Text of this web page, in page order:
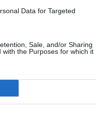
Data for Targeted
Sale, and/or Sharing
the Purposes for which it